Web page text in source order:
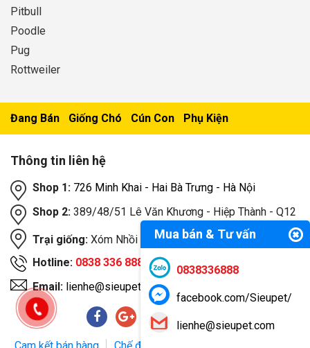
Pitbull
Poodle
Pug
Rottweiler
Đang Bán Giống Chó Cún Con Phụ Kiện
Thông tin liên hệ
Shop 1: 726 Minh Khai - Hai Bà Trưng - Hà Nội
Shop 2: 389/48/51 Lê Văn Khương - Hiệp Thành - Q12
Trại giống: Xóm Nhồi Dưới, Cổ Loa, Đông Anh, Hà Nội
Hotline: 0838 336 888
Email: lienhe@sieupet.com
Mua bán & Tư vấn
0838336888
facebook.com/Sieupet/
lienhe@sieupet.com